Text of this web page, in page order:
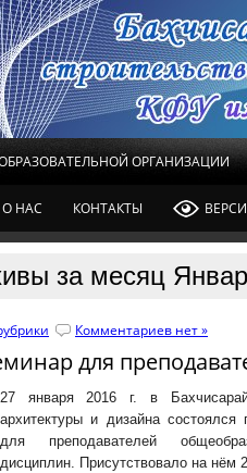
ОРГАНИЗАЦИИ
НАС КОНТАКТЫ
за месяц
Комментариев нет »
для
27 января 2016 г. в
архитектуры и дизайна
для преподавателей
дисциплин. Присутствовало на нём